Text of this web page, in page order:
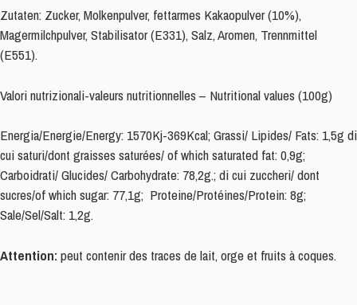
Zutaten: Zucker, Molkenpulver, fettarmes Kakaopulver (10%),
Magermilchpulver, Stabilisator (E331), Salz, Aromen, Trennmittel
(E551).
Valori nutrizionali-valeurs nutritionnelles – Nutritional values (100g)
Energia/Energie/Energy: 1570Kj-369Kcal; Grassi/ Lipides/ Fats: 1,5g di
cui saturi/dont graisses saturées/ of which saturated fat: 0,9g;
Carboidrati/ Glucides/ Carbohydrate: 78,2g.; di cui zuccheri/ dont
sucres/of which sugar: 77,1g; Proteine/Protéines/Protein: 8g;
Sale/Sel/Salt: 1,2g.
Attention:peut contenir des traces de lait, orge et fruits à coques.